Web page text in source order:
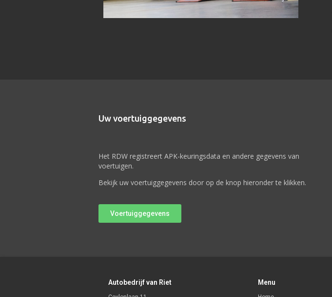
Uw voertuiggegevens
Het RDW registreert APK-keuringsdata en andere gegevens van
voertuigen.
Bekijk uw voertuiggegevens door op de knop hieronder te klikken.
Voertuiggegevens
Autobedrijf van Riet Menu